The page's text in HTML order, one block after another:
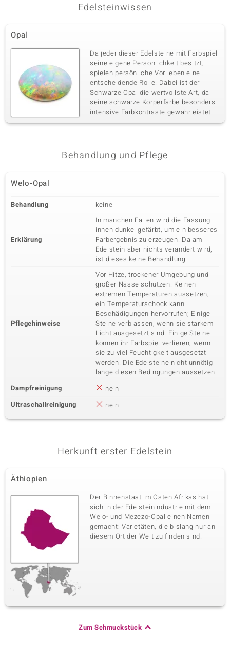
Edelsteinwissen
Opal
Da jeder dieser Edelsteine mit Farbspiel
seine eigene Persönlichkeit besitzt,
spielen persönliche Vorlieben eine
entscheidende Rolle. Dabei ist der
Schwarze Opal die wertvollste Art, da
seine schwarze Körperfarbe besonders
intensive Farbkontraste gewährleistet.
Behandlung und Pflege
Welo-Opal
Behandlung keine
Erklärung
In manchen Fällen wird die Fassung
innen dunkel gefärbt, um ein besseres
Farbergebnis zu erzeugen. Da am
Edelstein aber nichts verändert wird,
ist dieses keine Behandlung
Pflegehinweise
Vor Hitze, trockener Umgebung und
großer Nässe schützen. Keinen
extremen Temperaturen aussetzen,
ein Temperaturschock kann
Beschädigungen hervorrufen; Einige
Steine verblassen, wenn sie starkem
Licht ausgesetzt sind. Einige Steine
können ihr Farbspiel verlieren, wenn
sie zu viel Feuchtigkeit ausgesetzt
werden. Die Edelsteine nicht unnötig
lange diesen Bedingungen aussetzen.
Dampfreinigung
nein
Ultraschallreinigung
nein
Herkunft erster Edelstein
Äthiopien
Der Binnenstaat im Osten Afrikas hat
sich in der Edelsteinindustrie mit dem
Welo- und Mezezo-Opal einen Namen
gemacht: Varietäten, die bislang nur an
diesem Ort der Welt zu finden sind.
Zum Schmuckstück